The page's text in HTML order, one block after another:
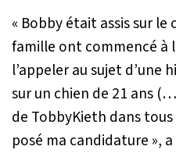
« Bobby était assis sur le
famille ont commencé à
l’appeler au sujet d’une
sur un chien de 21 ans
de TobbyKieth dans tous
posé ma candidature »,